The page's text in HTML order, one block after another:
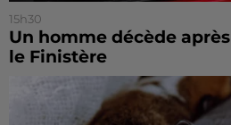
15h30
Un homme décède
le Finistère